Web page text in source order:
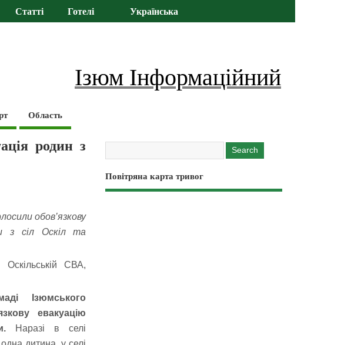
Статті Готелі Українська
Ізюм Інформаційний
Область
родин з
обов’язкову
з сіл Оскіл та
СВА,
Ізюмського
евакуацію
Наразі в селі
Повітряна карта тривог